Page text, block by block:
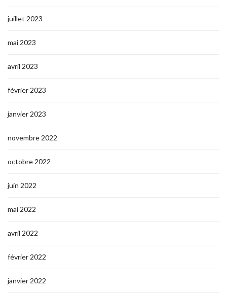
juillet 2023
mai 2023
avril 2023
février 2023
janvier 2023
novembre 2022
octobre 2022
juin 2022
mai 2022
avril 2022
février 2022
janvier 2022